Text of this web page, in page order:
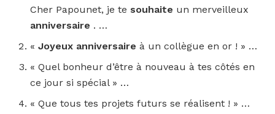
Cher Papounet, je te souhaite un merveilleux
anniversaire . …
«Joyeux anniversaireà un collègue en or ! » …
« Quel bonheur d’être à nouveau à tes côtés en
ce jour si spécial » …
« Que tous tes projets futurs se réalisent ! » …